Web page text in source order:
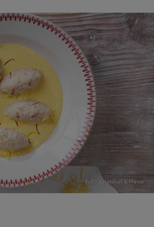
Foto: Eisenhut & Mayer